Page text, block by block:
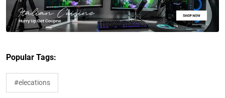
Popular Tags:
#elecations